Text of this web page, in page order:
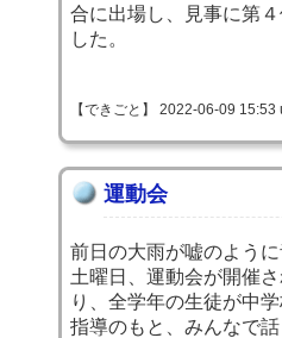
合に出場し、見事に第
した。
【できごと】 2022-06-09
運動会
前日の大雨が嘘のよう
土曜日、運動会が開催
り、全学年の生徒が中
指導のもと、みんなで